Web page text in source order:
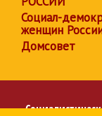
Социал-
женщин
Домсовет